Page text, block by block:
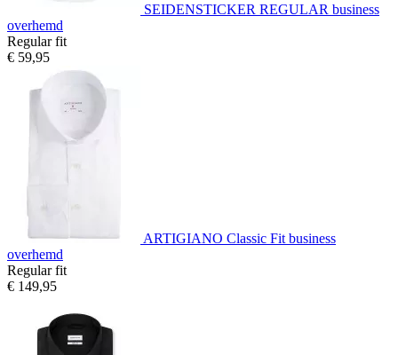
SEIDENSTICKER REGULAR business
overhemd
Regular fit
€ 59,95
ARTIGIANO Classic Fit business
overhemd
Regular fit
€ 149,95